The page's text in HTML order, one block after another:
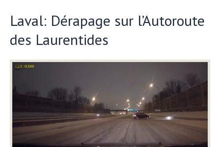
Laval: Dérapage sur l’Autoroute
des Laurentides